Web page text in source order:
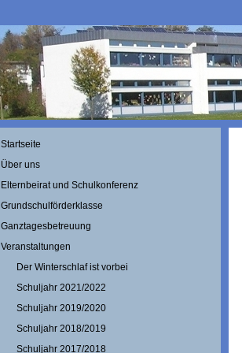
Startseite
Über uns
Elternbeirat und Schulkonferenz
Grundschulförderklasse
Ganztagesbetreuung
Veranstaltungen
Der Winterschlaf ist vorbei
Schuljahr 2021/2022
Schuljahr 2019/2020
Schuljahr 2018/2019
Schuljahr 2017/2018